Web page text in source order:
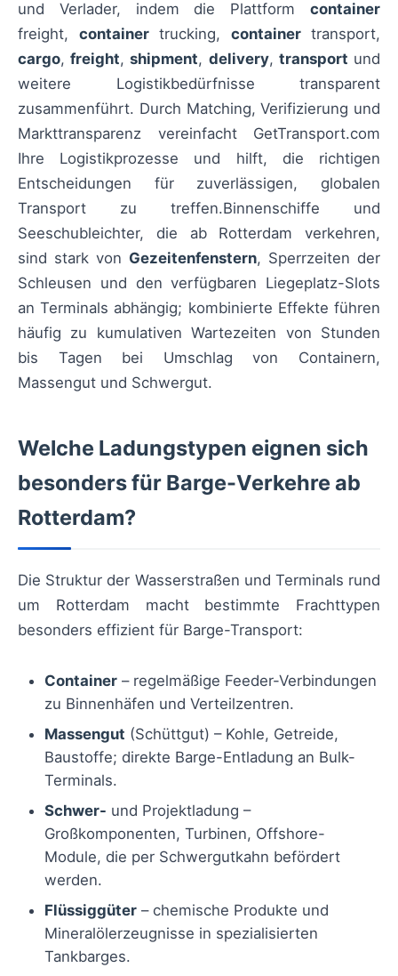
und Verlader, indem die Plattform container
freight, containertrucking, containertransport,
cargo,freight,shipment, delivery, transport und
weitere Logistikbedürfnisse transparent
zusammenführt. Durch Matching, Verifizierung und
Markttransparenz vereinfacht GetTransport.com
Ihre Logistikprozesse und hilft, die richtigen
Entscheidungen für zuverlässigen, globalen
Transport zu treffen.Binnenschiffe und
Seeschubleichter, die ab Rotterdam verkehren,
sind stark von Gezeitenfenstern, Sperrzeiten der
Schleusen und den verfügbaren Liegeplatz-Slots
an Terminals abhängig; kombinierte Effekte führen
häufig zu kumulativen Wartezeiten von Stunden
bis Tagen bei Umschlag von Containern,
Massengut und Schwergut.
Welche Ladungstypen eignen sich
besonders für Barge-Verkehre ab
Rotterdam?
Die Struktur der Wasserstraßen und Terminals rund
um Rotterdam macht bestimmte Frachttypen
besonders effizient für Barge-Transport:
Container – regelmäßige Feeder-Verbindungen
zu Binnenhäfen und Verteilzentren.
Massengut (Schüttgut) – Kohle, Getreide,
Baustoffe; direkte Barge-Entladung an Bulk-
Terminals.
Schwer- und Projektladung –
Großkomponenten, Turbinen, Offshore-
Module, die per Schwergutkahn befördert
werden.
Flüssiggüter – chemische Produkte und
Mineralölerzeugnisse in spezialisierten
Tankbarges.